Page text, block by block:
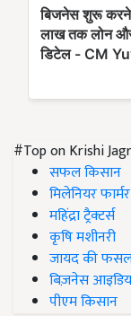
#Top on Krishi
सफल किसान
मिलेनियर
महिंद्रा ट्रैक्टर्स
कृषि मशीनरी
जायद की
बिज़नेस
पीएम किसान